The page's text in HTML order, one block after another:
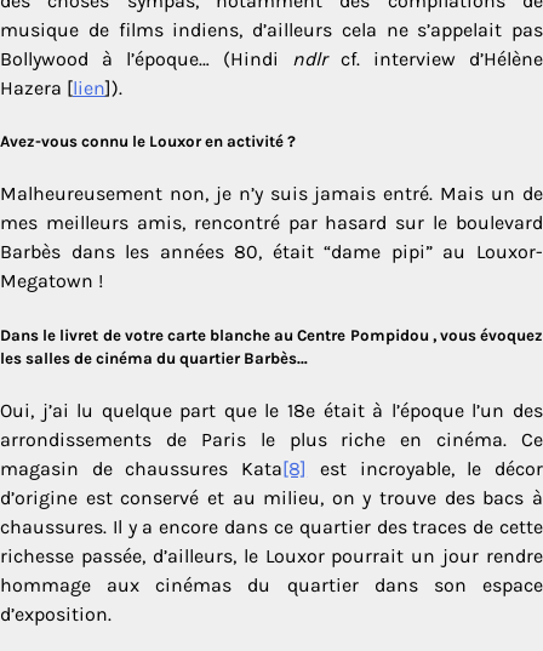
musique de films indiens, d’ailleurs cela ne s’appelait pas
Bollywood à l’époque… (Hindi ndlrcf. interview d’Hélène
Hazera [lien]).
Avez-vous connu le Louxor en activité ?
Malheureusement non, je n’y suis jamais entré. Mais un de
mes meilleurs amis, rencontré par hasard sur le boulevard
Barbès dans les années 80, était “dame pipi” au Louxor-
Megatown !
Dans le livret de votre carte blanche au Centre Pompidou , vous évoquez
les salles de cinéma du quartier Barbès…
Oui, j’ai lu quelque part que le 18e était à l’époque l’un des
arrondissements de Paris le plus riche en cinéma. Ce
magasin de chaussures Kata[8]
est incroyable, le décor
d’origine est conservé et au milieu, on y trouve des bacs à
chaussures. Il y a encore dans ce quartier des traces de cette
richesse passée, d’ailleurs, le Louxor pourrait un jour rendre
hommage aux cinémas du quartier dans son espace
d’exposition.